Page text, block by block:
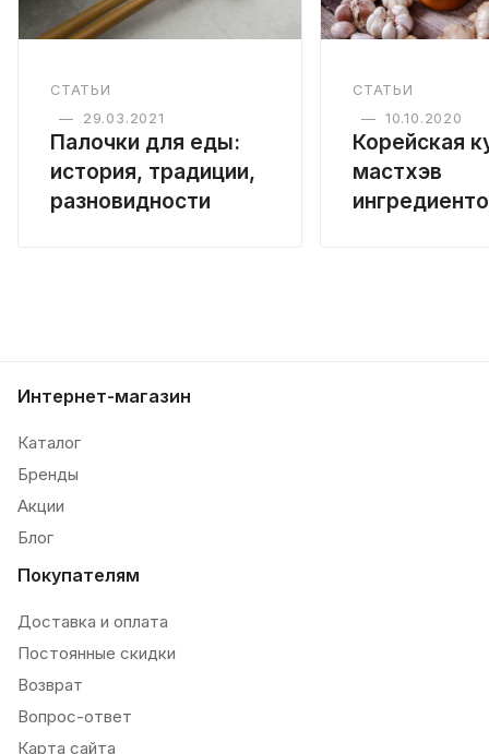
СТАТЬИ
—
29.03.2021
Палочки для еды:
история, традиции,
разновидности
СТАТЬИ
— 10.10.2020
Корейская
мастхэв
Интернет-магазин
Каталог
Бренды
Акции
Блог
Покупателям
Доставка и оплата
Постоянные скидки
Возврат
Вопрос-ответ
Карта сайта